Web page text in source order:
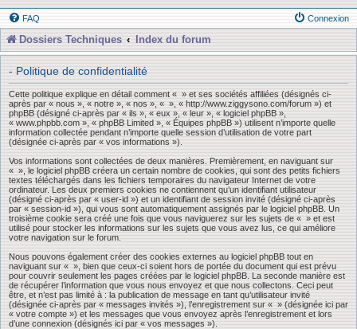
FAQ Connexion
Dossiers Techniques Index du forum
- Politique de confidentialité
Cette politique explique en détail comment « » et ses sociétés affiliées (désignés ci-
après par « nous », « notre », « nos », « », « http://www.ziggysono.com/forum ») et
phpBB (désigné ci-après par « ils », « eux », « leur », « logiciel phpBB »,
« www.phpbb.com », « phpBB Limited », « Équipes phpBB ») utilisent n’importe quelle
information collectée pendant n’importe quelle session d’utilisation de votre part
(désignée ci-après par « vos informations »).
Vos informations sont collectées de deux manières. Premièrement, en naviguant sur
« », le logiciel phpBB créera un certain nombre de cookies, qui sont des petits fichiers
textes téléchargés dans les fichiers temporaires du navigateur Internet de votre
ordinateur. Les deux premiers cookies ne contiennent qu’un identifiant utilisateur
(désigné ci-après par « user-id ») et un identifiant de session invité (désigné ci-après
par « session-id »), qui vous sont automatiquement assignés par le logiciel phpBB. Un
troisième cookie sera créé une fois que vous naviguerez sur les sujets de « » et est
utilisé pour stocker les informations sur les sujets que vous avez lus, ce qui améliore
votre navigation sur le forum.
Nous pouvons également créer des cookies externes au logiciel phpBB tout en
naviguant sur « », bien que ceux-ci soient hors de portée du document qui est prévu
pour couvrir seulement les pages créées par le logiciel phpBB. La seconde manière est
de récupérer l’information que vous nous envoyez et que nous collectons. Ceci peut
être, et n’est pas limité à : la publication de message en tant qu’utilisateur invité
(désignée ci-après par « messages invités »), l’enregistrement sur « » (désignée ici par
« votre compte ») et les messages que vous envoyez après l’enregistrement et lors
d’une connexion (désignés ici par « vos messages »).